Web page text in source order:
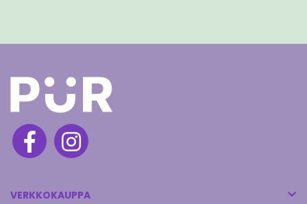
VERKKOKAUPPA